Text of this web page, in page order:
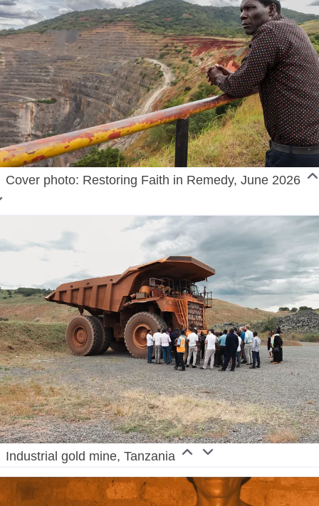
Cover photo: Restoring Faith in Remedy, June 2026
Industrial gold mine, Tanzania